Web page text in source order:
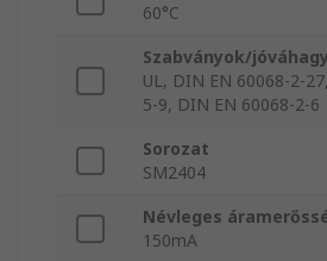
60°C
Szabványok/
UL, DIN EN 60068-2-
5-9, DIN EN 60068-2-6
Sorozat
SM2404
Névleges
150mA